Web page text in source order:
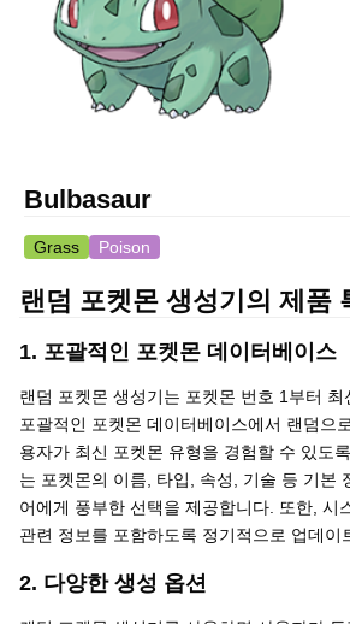
Bulbasaur
Grass Poison
랜덤 포켓몬 생성기의 제품
1. 포괄적인 포켓몬 데이터베이스
랜덤 포켓몬 생성기는 포켓몬 번호 1부터 최
포괄적인 포켓몬 데이터베이스에서 랜덤으
용자가 최신 포켓몬 유형을 경험할 수 있도
는 포켓몬의 이름, 타입, 속성, 기술 등 기본
어에게 풍부한 선택을 제공합니다. 또한, 시
관련 정보를 포함하도록 정기적으로 업데이
2. 다양한 생성 옵션